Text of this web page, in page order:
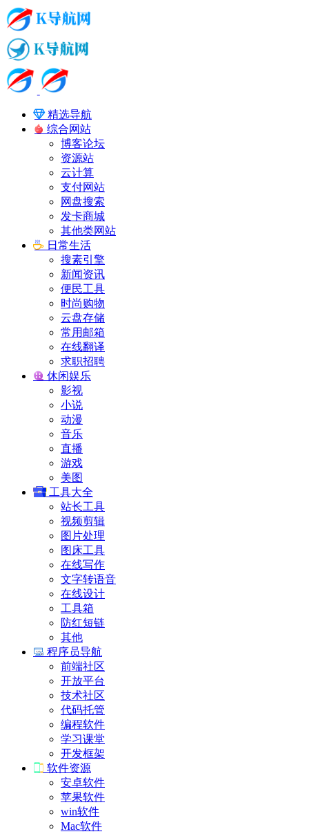
精选导航
综合网站
博客论坛
资源站
云计算
支付网站
网盘搜索
发卡商城
其他类网站
日常生活
搜素引擎
新闻资讯
便民工具
时尚购物
云盘存储
常用邮箱
在线翻译
求职招聘
休闲娱乐
影视
小说
动漫
音乐
直播
游戏
美图
工具大全
站长工具
视频剪辑
图片处理
图床工具
在线写作
文字转语音
在线设计
工具箱
防红短链
其他
程序员导航
前端社区
开放平台
技术社区
代码托管
编程软件
学习课堂
开发框架
软件资源
安卓软件
苹果软件
win软件
Mac软件